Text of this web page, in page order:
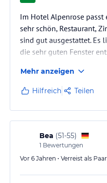
Im Hotel Alpenrose passt
sehr schön, Restaurant,
sind gut ausgestattet. Es
die sehr guten Fenster
Wir haben uns sofort
auch unser Hund Afra
der Rezeption bis zu den
super freundlich und
Familien Leitner sind
zu haben und geben
Mehr anzeigen
Hilfreich Teilen
Bea (51-55)
1 Bewertungen
Vor 6 Jahren • Verreist als